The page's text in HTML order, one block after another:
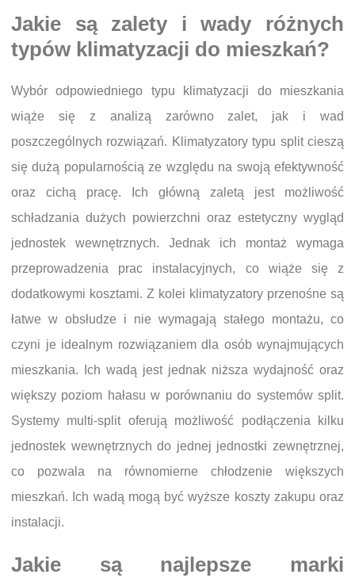
Jakie są zalety i wady różnych
typów klimatyzacji do mieszkań?
Wybór odpowiedniego typu klimatyzacji do mieszkania
wiąże się z analizą zarówno zalet, jak i wad
poszczególnych rozwiązań. Klimatyzatory typu split cieszą
się dużą popularnością ze względu na swoją efektywność
oraz cichą pracę. Ich główną zaletą jest możliwość
schładzania dużych powierzchni oraz estetyczny wygląd
jednostek wewnętrznych. Jednak ich montaż wymaga
przeprowadzenia prac instalacyjnych, co wiąże się z
dodatkowymi kosztami. Z kolei klimatyzatory przenośne są
łatwe w obsłudze i nie wymagają stałego montażu, co
czyni je idealnym rozwiązaniem dla osób wynajmujących
mieszkania. Ich wadą jest jednak niższa wydajność oraz
większy poziom hałasu w porównaniu do systemów split.
Systemy multi-split oferują możliwość podłączenia kilku
jednostek wewnętrznych do jednej jednostki zewnętrznej,
co pozwala na równomierne chłodzenie większych
mieszkań. Ich wadą mogą być wyższe koszty zakupu oraz
instalacji.
Jakie są najlepsze marki